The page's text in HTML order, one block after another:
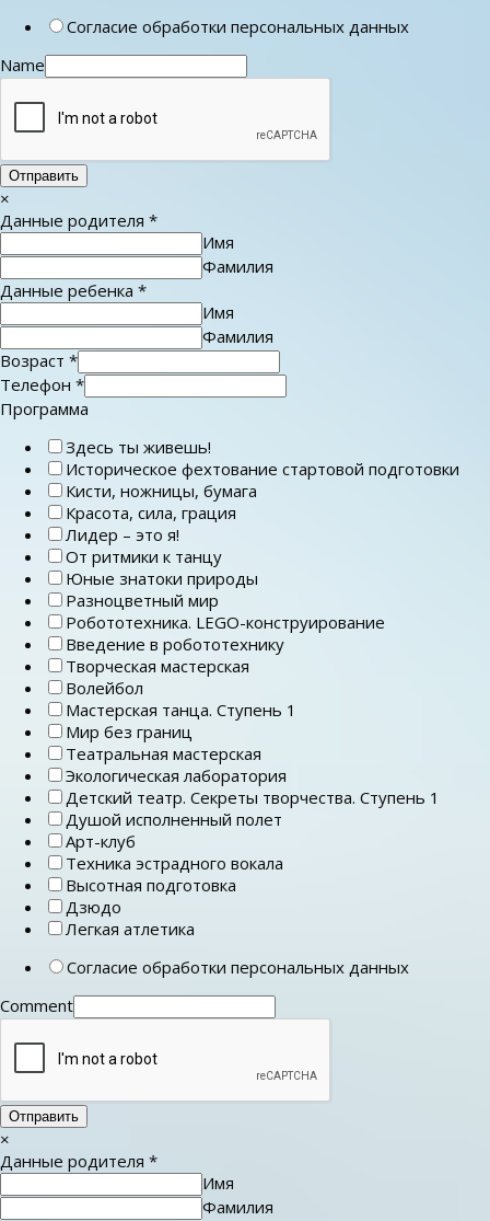
Согласие обработки персональных данных
Name
Отправить
×
Данные родителя *
Имя
Фамилия
Данные ребенка *
Имя
Фамилия
Возраст *
Телефон *
Программа
Здесь ты живешь!
Историческое фехтование стартовой подготовки
Кисти, ножницы, бумага
Красота, сила, грация
Лидер – это я!
От ритмики к танцу
Юные знатоки природы
Разноцветный мир
Робототехника. LEGO-конструирование
Введение в робототехнику
Творческая мастерская
Волейбол
Мастерская танца. Ступень 1
Мир без границ
Театральная мастерская
Экологическая лаборатория
Детский театр. Секреты творчества. Ступень 1
Душой исполненный полет
Арт-клуб
Техника эстрадного вокала
Высотная подготовка
Дзюдо
Легкая атлетика
Согласие обработки персональных данных
Comment
Отправить
×
Данные родителя *
Имя
Фамилия